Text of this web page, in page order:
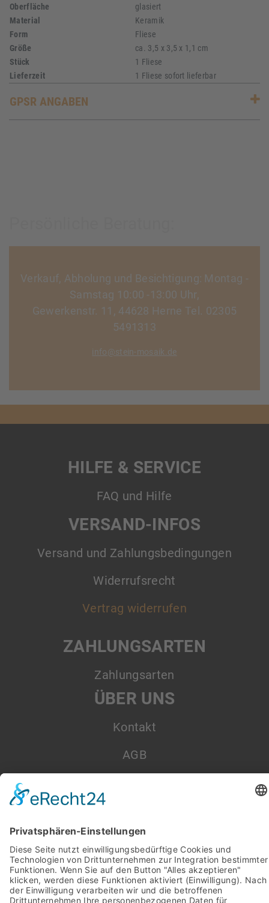
Oberfläche
glasiert
Material
Keramik
Form
Fliese
Größe
ca. 3,5 x 3,5 x 1,1 cm
Stück
1 Fliese
Lieferzeit
1 Fliese sofort lieferbar
GPSR ANGABEN
Verkauf, Abholung und Besichtigung: Montag -
Samstag 10:00 -13:00 Uhr,
Gewerkenstr. 11, 44628 Herne Tel. 02305
5491313
info@stein-mosaik.de
HILFE & SERVICE
FAQ und Hilfe
VERSAND-INFOS
Versand und Zahlungsbedingungen
Widerrufsrecht
Vertrag widerrufen
ZAHLUNGSARTEN
Zahlungsarten
ÜBER UNS
Kontakt
AGB
Impressum